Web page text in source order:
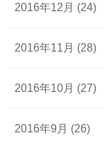
2016年12月 (24)
2016年11月 (28)
2016年10月 (27)
2016年9月 (26)